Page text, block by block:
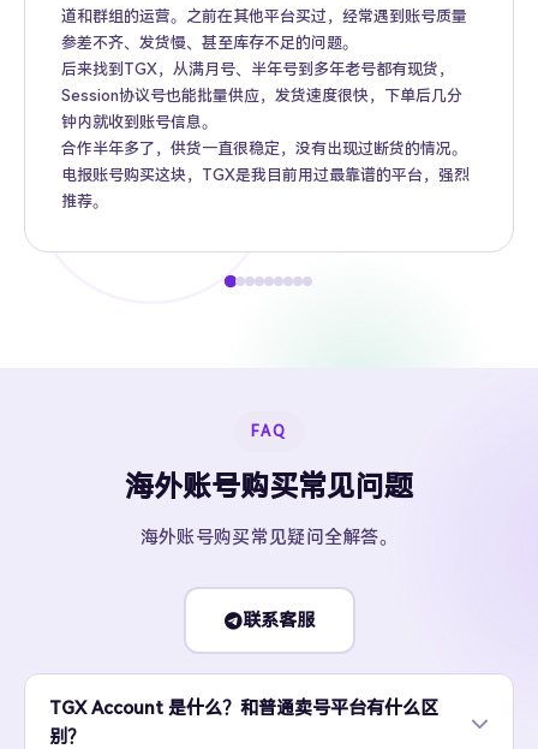
道和群组的运营。之前在其他平台买过，经常遇到账号质量
参差不齐、发货慢、甚至库存不足的问题。
后来找到TGX，从满月号、半年号到多年老号都有现货，
Session协议号也能批量供应，发货速度很快，下单后几分
钟内就收到账号信息。
合作半年多了，供货一直很稳定，没有出现过断货的情况。
电报账号购买这块，TGX是我目前用过最靠谱的平台，强烈
推荐。
FAQ
海外账号购买常见问题
海外账号购买常见疑问全解答。
联系客服
TGX Account 是什么？和普通卖号平台有什么区
别？